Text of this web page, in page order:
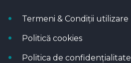
Termeni & Condiții utilizare
Politică cookies
Politica de confidențialitate